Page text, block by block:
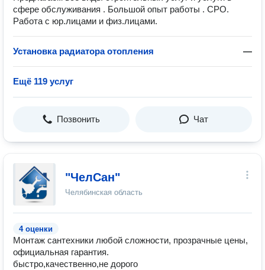
сфере обслуживания . Большой опыт работы . СРО.
Работа с юр.лицами и физ.лицами.
Установка радиатора отопления —
Ещё 119 услуг
Позвонить Чат
"ЧелСан"
Челябинская область
4 оценки
Монтаж сантехники любой сложности, прозрачные цены,
официальная гарантия.
быстро,качественно,не дорого